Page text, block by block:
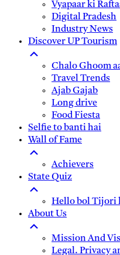
Vyapaar ki
Digital Pradesh
Industry News
Discover UP Tourism
Chalo Ghoom
Travel Trends
Ajab Gajab
Long drive
Food Fiesta
Selfie to banti hai
Wall of Fame
Achievers
State Quiz
Hello bol Tijori
About Us
Mission And
Legal. Privacy